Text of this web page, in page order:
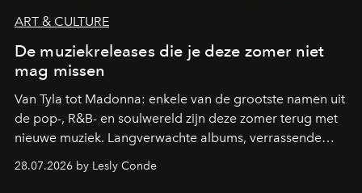
ART & CULTURE
De muziekreleases die je deze zomer niet
mag missen
Van Tyla tot Madonna: enkele van de grootste namen uit
de pop-, R&B- en soulwereld zijn deze zomer terug met
nieuwe muziek. Langverwachte albums, verrassende
comebacks en veelbelovende nieuwe projecten: dit zijn
de releases die je niet mag missen.
28.07.2026 by Lesly Conde